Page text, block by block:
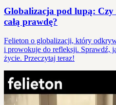
Globalizacja pod lupą: Czy
całą prawdę?
Felieton o globalizacji, który
i prowokuje do refleksji. Sprawdź,
życie. Przeczytaj teraz!